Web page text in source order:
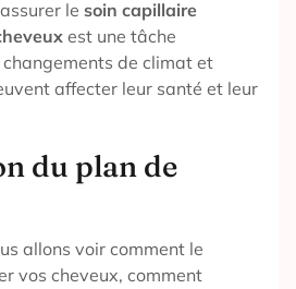
le soin capillaire
est une tâche
de climat et
affecter leur santé et leur
du plan de
allons voir comment le
vos cheveux, comment